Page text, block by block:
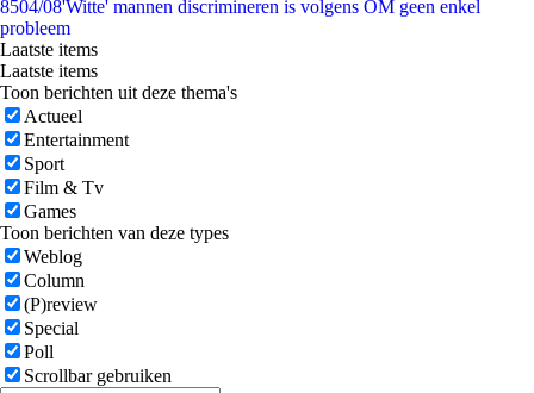
8504/08'Witte' mannen discrimineren is volgens OM geen enkel
probleem
Laatste items
Laatste items
Toon berichten uit deze thema's
Actueel
Entertainment
Sport
Film & Tv
Games
Toon berichten van deze types
Weblog
Column
(P)review
Special
Poll
Scrollbar gebruiken